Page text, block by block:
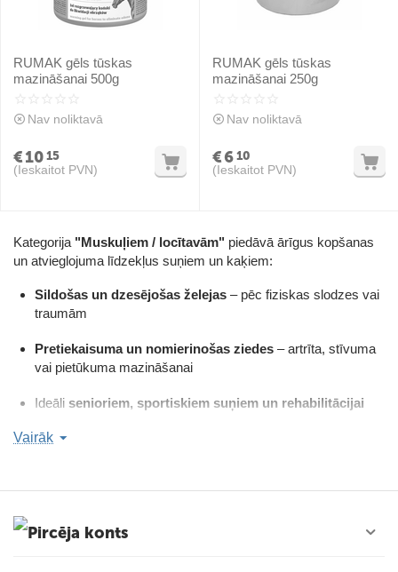
Kategorija "Muskuļiem / locītavām" piedāvā ārīgus kopšanas
un atvieglojuma līdzekļus suņiem un kaķiem:
Sildošas un dzesējošas želejas – pēc fiziskas slodzes vai
traumām
Pretiekaisuma un nomierinošas ziedes – artrīta, stīvuma
vai pietūkuma mazināšanai
Ideāli senioriem, sportiskiem suņiem un rehabilitācijai
Līdzekļi ar
diskomforta.
Vairāk
RUMAK gēls tūskas
mazināšanai 500g
Nav noliktavā
€1015
(Ieskaitot PVN)
RUMAK gēls tūskas
mazināšanai 250g
Nav noliktavā
€610
(Ieskaitot PVN)
Pircēja konts